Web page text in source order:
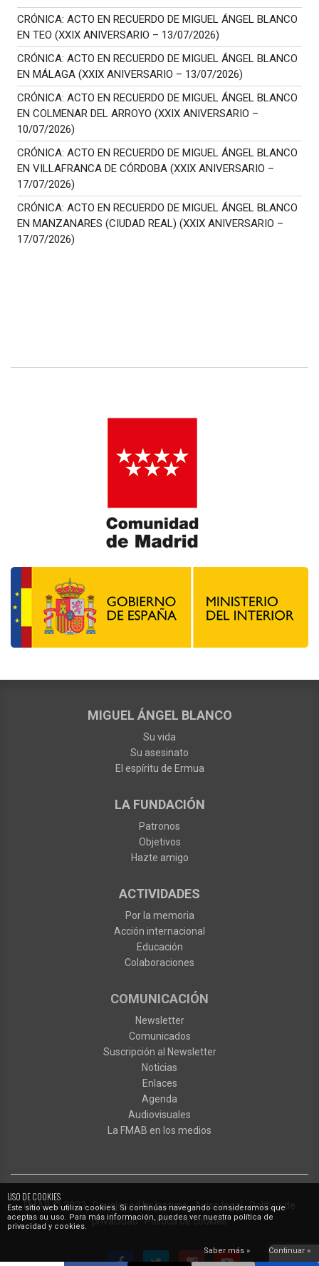
USO DE COOKIES
Este sitio web utiliza cookies. Si continúas navegando consideramos que
aceptas su uso. Para más información, puedes ver nuestra política de
privacidad y cookies.
Saber más » Continuar »
CRÓNICA: ACTO EN RECUERDO DE MIGUEL ÁNGEL BLANCO
EN TEO (XXIX ANIVERSARIO – 13/07/2026)
CRÓNICA: ACTO EN RECUERDO DE MIGUEL ÁNGEL BLANCO
EN MÁLAGA (XXIX ANIVERSARIO – 13/07/2026)
CRÓNICA: ACTO EN RECUERDO DE MIGUEL ÁNGEL BLANCO
EN COLMENAR DEL ARROYO (XXIX ANIVERSARIO –
10/07/2026)
CRÓNICA: ACTO EN RECUERDO DE MIGUEL ÁNGEL BLANCO
EN VILLAFRANCA DE CÓRDOBA (XXIX ANIVERSARIO –
17/07/2026)
CRÓNICA: ACTO EN RECUERDO DE MIGUEL ÁNGEL BLANCO
EN MANZANARES (CIUDAD REAL) (XXIX ANIVERSARIO –
17/07/2026)
MIGUEL ÁNGEL BLANCO
Su vida
Su asesinato
El espíritu de Ermua
LA FUNDACIÓN
Patronos
Objetivos
Hazte amigo
ACTIVIDADES
Por la memoria
Acción internacional
Educación
Colaboraciones
COMUNICACIÓN
Newsletter
Comunicados
Suscripción al Newsletter
Noticias
Enlaces
Agenda
Audiovisuales
La FMAB en los medios
FMAB© 2023·Developed byIxotype·Aviso legal·Política de
privacidad·Política de cookies